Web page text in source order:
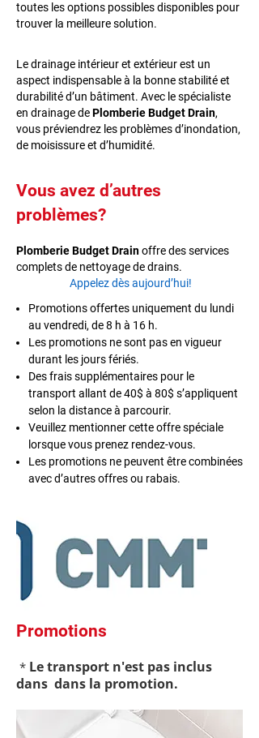
toutes les options possibles disponibles pour
trouver la meilleure solution.
Le drainage intérieur et extérieur est un
aspect indispensable à la bonne stabilité et
durabilité d’un bâtiment. Avec le spécialiste
en drainage dePlomberie Budget Drain,
vous préviendrez les problèmes d’inondation,
de moisissure et d’humidité.
Vous avez d’autres
problèmes?
Plomberie Budget Drainoffre des services
complets de nettoyage de drains.
Appelez dès aujourd’hui!
Promotions offertes uniquement du lundi
au vendredi, de 8 h à 16 h.
Les promotions ne sont pas en vigueur
durant les jours fériés.
Des frais supplémentaires pour le
transport allant de 40$ à 80$ s’appliquent
selon la distance à parcourir.
Veuillez mentionner cette offre spéciale
lorsque vous prenez rendez-vous.
Les promotions ne peuvent être combinées
avec d’autres offres ou rabais.
Promotions
* Le transport n'est pas inclus
dans dans la promotion.